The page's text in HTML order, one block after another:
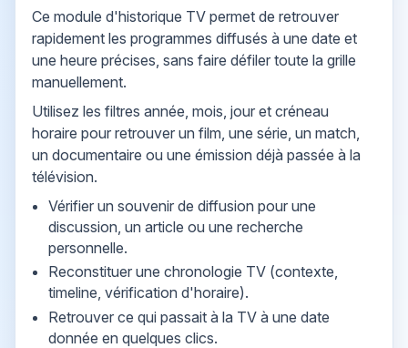
Ce module d'historique TV permet de retrouver
rapidement les programmes diffusés à une date et
une heure précises, sans faire défiler toute la grille
manuellement.
Utilisez les filtres année, mois, jour et créneau
horaire pour retrouver un film, une série, un match,
un documentaire ou une émission déjà passée à la
télévision.
Vérifier un souvenir de diffusion pour une
discussion, un article ou une recherche
personnelle.
Reconstituer une chronologie TV (contexte,
timeline, vérification d'horaire).
Retrouver ce qui passait à la TV à une date
donnée en quelques clics.